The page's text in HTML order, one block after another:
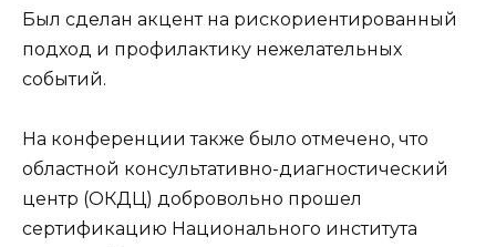
Был сделан акцент на рискориентированный
подход и профилактику нежелательных
событий.
На конференции также было отмечено, что
областной консультативно-диагностический
центр (ОКДЦ) добровольно прошел
сертификацию Национального института